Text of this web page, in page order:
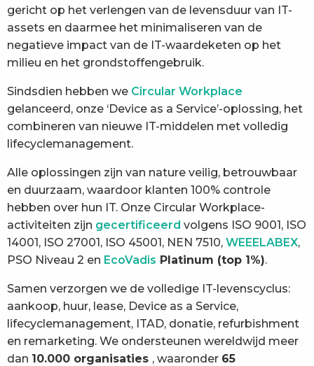
gericht op het verlengen van de levensduur van IT-
assets en daarmee het minimaliseren van de
negatieve impact van de IT-waardeketen op het
milieu en het grondstoffengebruik.
Sindsdien hebben we Circular Workplace
gelanceerd, onze ‘Device as a Service’-oplossing, het
combineren van nieuwe IT-middelen met volledig
lifecyclemanagement.
Alle oplossingen zijn van nature veilig, betrouwbaar
en duurzaam, waardoor klanten 100% controle
hebben over hun IT. Onze Circular Workplace-
activiteiten zijn gecertificeerd volgens ISO 9001, ISO
14001, ISO 27001, ISO 45001, NEN 7510, WEEELABEX,
PSO Niveau 2 en EcoVadis Platinum (top 1%).
Samen verzorgen we de volledige IT-levenscyclus:
aankoop, huur, lease, Device as a Service,
lifecyclemanagement, ITAD, donatie, refurbishment
en remarketing. We ondersteunen wereldwijd meer
dan 10.000 organisaties , waaronder 65